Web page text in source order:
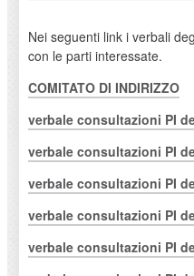
Nei seguenti link i verbali
con le parti interessate.
COMITATO DI INDIRIZZO
verbale consultazioni PI
verbale consultazioni PI
verbale consultazioni PI
verbale consultazioni PI
verbale consultazioni PI